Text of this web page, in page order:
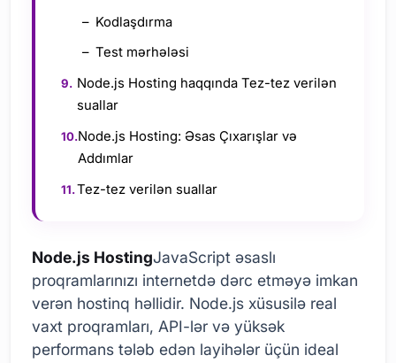
Kodlaşdırma
Test mərhələsi
Node.js Hosting haqqında Tez-tez verilən
suallar
Node.js Hosting: Əsas Çıxarışlar və
Addımlar
Tez-tez verilən suallar
Node.js HostingJavaScript əsaslı
proqramlarınızı internetdə dərc etməyə imkan
verən hostinq həllidir. Node.js xüsusilə real
vaxt proqramları, API-lər və yüksək
performans tələb edən layihələr üçün ideal